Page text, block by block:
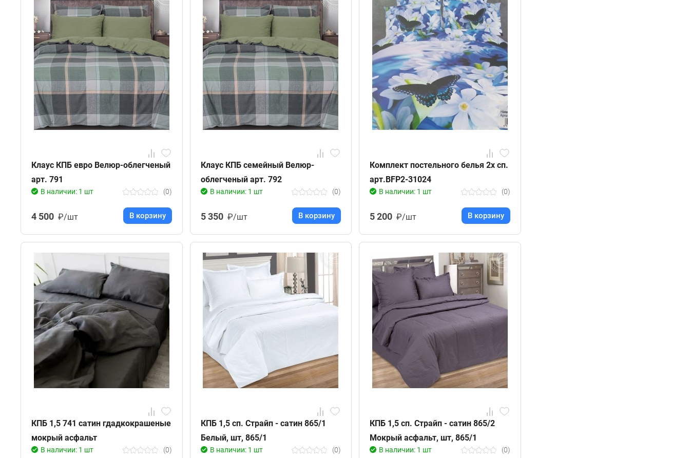
Клаус КПБ евро Велюр-облегченый
арт. 791
В наличии: 1 шт (0)
4 500 ₽/шт В корзину
Клаус КПБ семейный Велюр-
облегченый арт. 792
В наличии: 1 шт (0)
5 350 ₽/шт В корзину
Комплект постельного белья 2х сп.
арт.BFP2-31024
В наличии: 1 шт (0)
5 200 ₽/шт В корзину
КПБ 1,5 741 сатин гдадкокрашеные
мокрый асфальт
В наличии: 1 шт (0)
КПБ 1,5 сп. Страйп - сатин 865/1
Белый, шт, 865/1
В наличии: 1 шт (0)
КПБ 1,5 сп. Страйп - сатин 865/2
Мокрый асфальт, шт, 865/1
В наличии: 1 шт (0)